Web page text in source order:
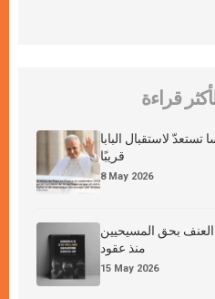
قراءة
تستعدّ لاستقبال البابا
قريبًا
8 May 2026
العنف بحق المسيحيين
منذ عقود
15 May 2026